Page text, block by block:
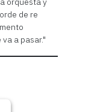
de re
a pasar."